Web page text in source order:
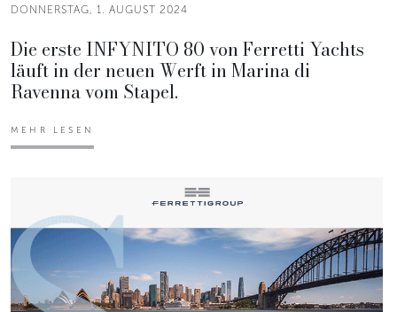
DONNERSTAG, 1. AUGUST 2024
Die erste INFYNITO 80 von Ferretti Yachts
läuft in der neuen Werft in Marina di
Ravenna vom Stapel.
MEHR LESEN